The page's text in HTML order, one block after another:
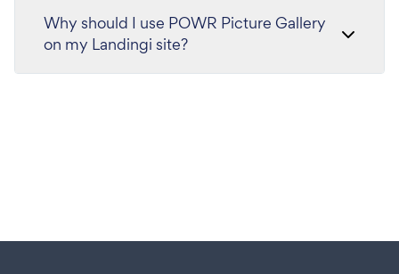
Why should I use POWR Picture Gallery
on my Landingi site?